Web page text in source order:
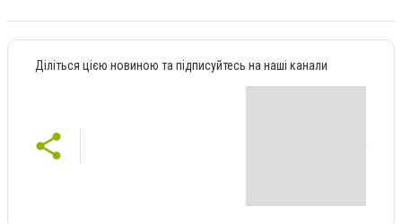
Діліться цією новиною та підписуйтесь на наші канали